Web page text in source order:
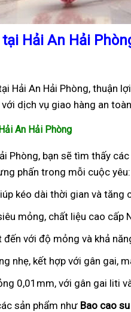
Hải An Hải
Hải An Hải Phòng, thuận
dịch vụ giao hàng an
An Hải Phòng
Phòng, bạn sẽ tìm thấy
phấn trong mỗi cuộc yêu:
kéo dài thời gian và tăng
mỏng, chất liệu cao
với độ mỏng và khả
nhẹ, kết hợp với gân gai,
0,01mm, với gân gai liti
sản phẩm như Bao cao